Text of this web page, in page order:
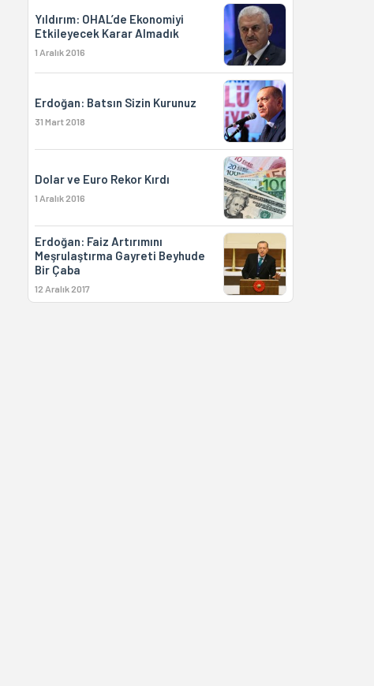
Yıldırım: OHAL’de Ekonomiyi
Etkileyecek Karar Almadık
1 Aralık 2016
Erdoğan: Batsın Sizin Kurunuz
31 Mart 2018
Dolar ve Euro Rekor Kırdı
1 Aralık 2016
Erdoğan: Faiz Artırımını
Meşrulaştırma Gayreti Beyhude
Bir Çaba
12 Aralık 2017